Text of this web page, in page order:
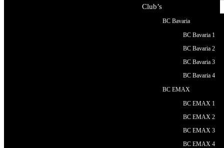
Club’s
BC Bavaria
BC Bavaria 1
BC Bavaria 2
BC Bavaria 3
BC Bavaria 4
BC EMAX
BC EMAX 1
BC EMAX 2
BC EMAX 3
BC EMAX 4